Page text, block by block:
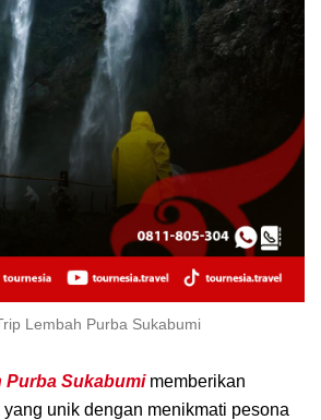
Lembah Purba Sukabumi
Purba Sukabumimemberikan
unik dengan menikmati pesona